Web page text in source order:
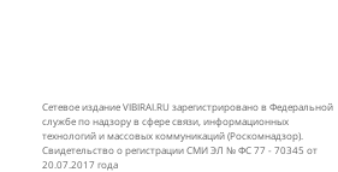
Сетевое издание VIBIRAI.RU зарегистрировано в Федеральной
службе по надзору в сфере связи, информационных
технологий и массовых коммуникаций (Роскомнадзор).
Свидетельство о регистрации СМИ ЭЛ № ФС 77 - 70345 от
20.07.2017 года